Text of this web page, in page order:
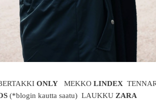
ONLY MEKKOLINDEX
(*blogin kautta saatu) LAUKKU ZARA